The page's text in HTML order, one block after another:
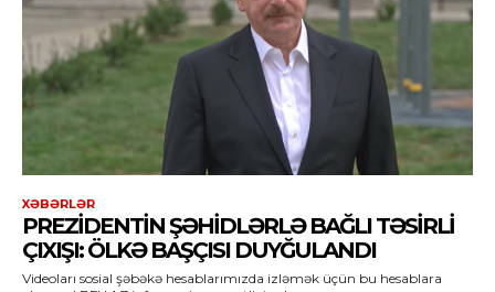
XƏBƏRLƏR
PREZIDENTIN ŞƏHIDLƏRLƏ BAĞLI TƏSIRLI
ÇIXIŞI: ÖLKƏ BAŞÇISI DUYĞULANDI
Videoları sosial şəbəkə hesablarımızda izləmək üçün bu hesablara